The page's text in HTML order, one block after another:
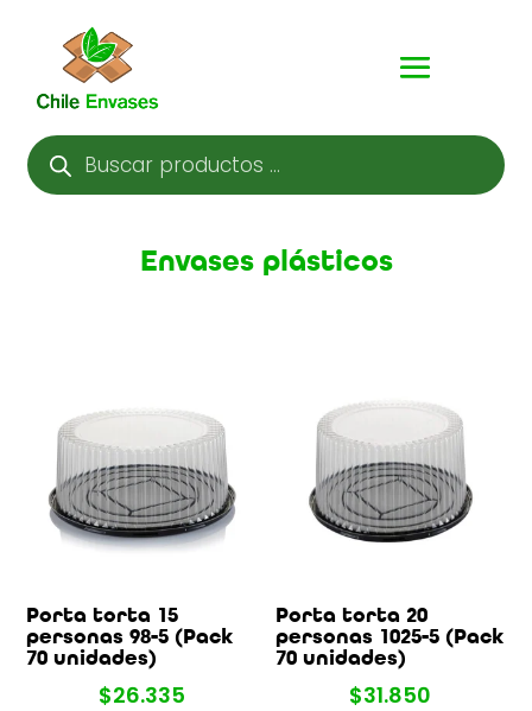
Búsqueda
de
productos
Envases plásticos
Porta torta 15
personas 98-5 (Pack
70 unidades)
$26.335
Porta torta 20
personas 1025-5 (Pack
70 unidades)
$31.850